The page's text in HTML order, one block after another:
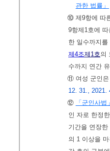
관한 법률」
⑩ 제9항에 따
9항제1호에
한 일수까지
제4조제1호의
수까지 연간
⑪ 여성 군인은
12. 31., 2021.
⑫
「군인사법
인 자로 한정
기간을 연장
의 1 이상을